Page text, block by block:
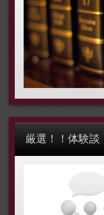
厳選！！体験談